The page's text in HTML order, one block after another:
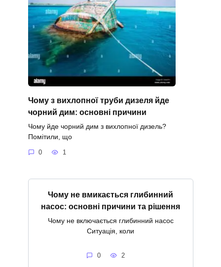
Чому з вихлопної труби дизеля йде
чорний дим: основні причини
Чому йде чорний дим з вихлопної дизель?
Помітили, що
0 1
Чому не вмикається глибинний
насос: основні причини та рішення
Чому не включається глибинний насос
Ситуація, коли
0 2